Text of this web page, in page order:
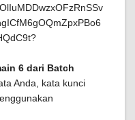
6 dari Batch
Anda, kata kunci